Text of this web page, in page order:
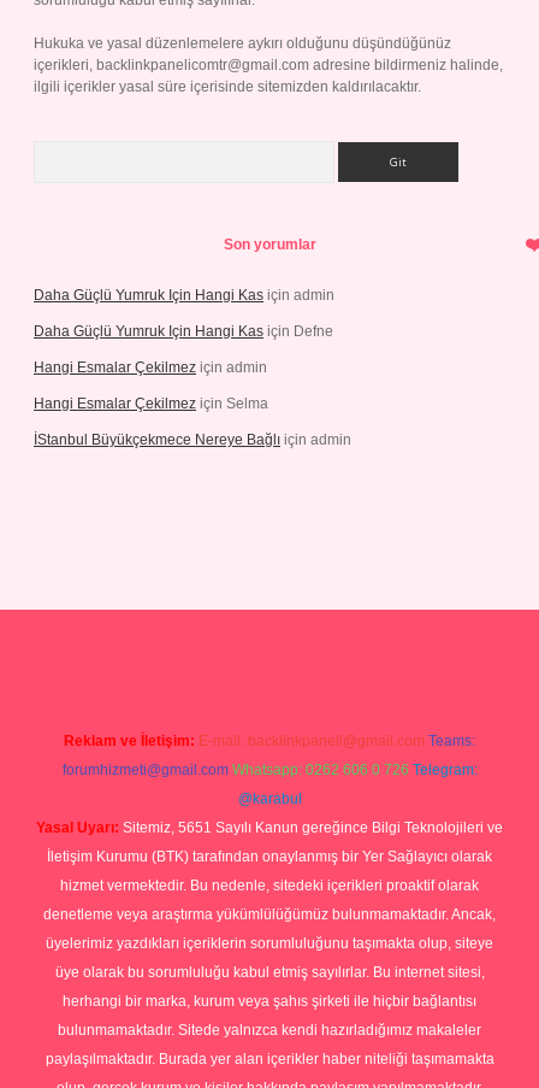
Hukuka ve yasal düzenlemelere aykırı olduğunu düşündüğünüz
içerikleri, backlinkpanelicomtr@gmail.com adresine bildirmeniz halinde,
ilgili içerikler yasal süre içerisinde sitemizden kaldırılacaktır.
Son yorumlar
Daha Güçlü Yumruk Için Hangi Kas için admin
Daha Güçlü Yumruk Için Hangi Kas için Defne
Hangi Esmalar Çekilmez için admin
Hangi Esmalar Çekilmez için Selma
İStanbul Büyükçekmece Nereye Bağlı için admin
Reklam ve İletişim: E-mail: backlinkpaneli@gmail.com Teams:
forumhizmeti@gmail.com Whatsapp: 0262 606 0 726 Telegram:
@karabul
Yasal Uyarı: Sitemiz, 5651 Sayılı Kanun gereğince Bilgi Teknolojileri ve
İletişim Kurumu (BTK) tarafından onaylanmış bir Yer Sağlayıcı olarak
hizmet vermektedir. Bu nedenle, sitedeki içerikleri proaktif olarak
denetleme veya araştırma yükümlülüğümüz bulunmamaktadır. Ancak,
üyelerimiz yazdıkları içeriklerin sorumluluğunu taşımakta olup, siteye
üye olarak bu sorumluluğu kabul etmiş sayılırlar. Bu internet sitesi,
herhangi bir marka, kurum veya şahıs şirketi ile hiçbir bağlantısı
bulunmamaktadır. Sitede yalnızca kendi hazırladığımız makaleler
paylaşılmaktadır. Burada yer alan içerikler haber niteliği taşımamakta